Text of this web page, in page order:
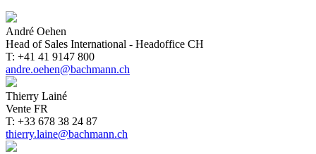
André Oehen
Head of Sales International - Headoffice CH
T: +41 41 9147 800
andre.oehen@bachmann.ch
Thierry Lainé
Vente FR
T: +33 678 38 24 87
thierry.laine@bachmann.ch